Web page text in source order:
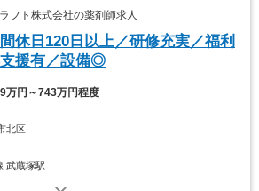
フト株式会社の薬剤師求人
休日120日以上／研修充実／福利
援有／設備◎
万円～743万円程度
北区
武蔵塚駅